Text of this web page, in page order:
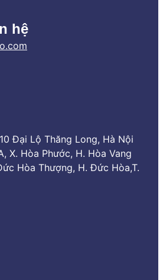
hệ
Đại Lộ Thăng Long, Hà Nội
X. Hòa Phước, H. Hòa Vang
Hòa Thượng, H. Đức Hòa,T.